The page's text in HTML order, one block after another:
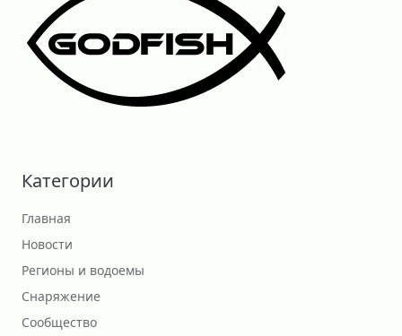
Категории
Главная
Новости
Регионы и водоемы
Снаряжение
Сообщество